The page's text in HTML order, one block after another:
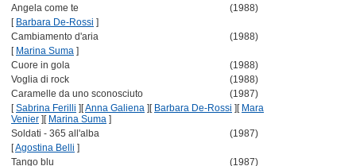
Angela come te
(1988)
[ Barbara De-Rossi ]
Cambiamento d'aria
(1988)
[ Marina Suma ]
Cuore in gola
(1988)
Voglia di rock
(1988)
Caramelle da uno sconosciuto
(1987)
[Sabrina Ferilli ] [Anna Galiena ] [ Barbara De-Rossi ] [ Mara
Venier ] [ Marina Suma ]
Soldati - 365 all'alba
(1987)
[Agostina Belli ]
Tango blu
(1987)